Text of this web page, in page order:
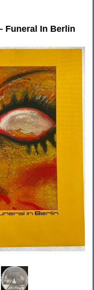
Funeral In Berlin